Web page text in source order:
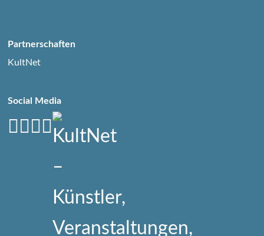
Partnerschaften
KultNet
Social Media